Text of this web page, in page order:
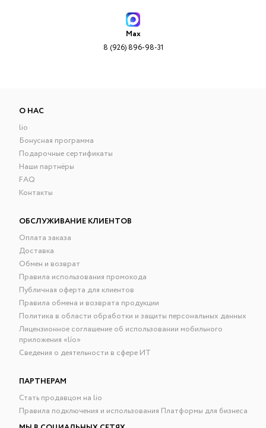
Max
8 (926) 896-98-31
О НАС
lio
Бонусная программа
Подарочные сертификаты
Наши партнёры
FAQ
Контакты
ОБСЛУЖИВАНИЕ КЛИЕНТОВ
Оплата заказа
Доставка
Обмен и возврат
Правила использования промокода
Публичная оферта для клиентов
Правила обмена и возврата продукции
Политика в области обработки и защиты персональных данных
Лицензионное соглашение об использовании мобильного
приложения «lío»
Сведения о деятельности в сфере ИТ
ПАРТНЕРАМ
Стать продавцом на lio
Правила подключения и использования Платформы для бизнеса